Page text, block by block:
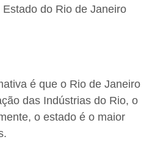
do Rio de Janeiro
é que o Rio de Janeiro
das Indústrias do Rio, o
o estado é o maior